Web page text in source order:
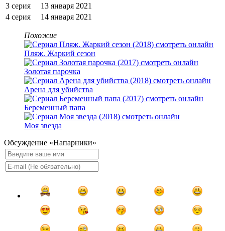
3 серия
13 янвapя 2021
4 серия
14 янвapя 2021
Похожие
Пляж. Жаркий сезон
Золотая парочка
Арена для убийства
Беременный папа
Моя звезда
Обсуждение «Напарники»